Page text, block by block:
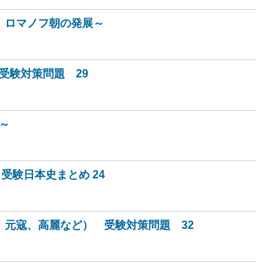
ロマノフ朝の発展～
験対策問題 29
験日本史まとめ 24
元寇、高麗など） 受験対策問題 32